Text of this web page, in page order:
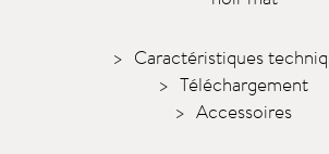
Caractéristiques
Téléchargement
Accessoires